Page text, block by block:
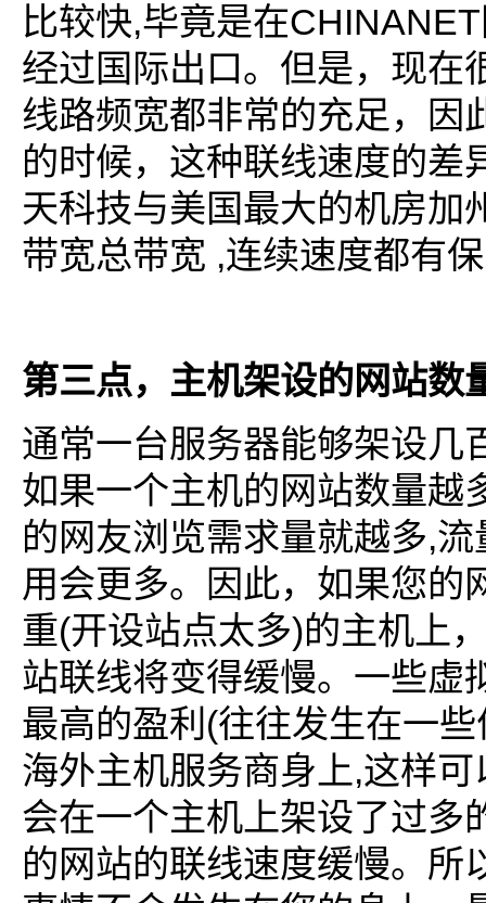
比较快,毕竟是在CHINANET
经过国际出口。但是，现在
线路频宽都非常的充足，因
的时候，这种联线速度的差
天科技与美国最大的机房加
带宽总带宽 ,连续速度都有
第三点，主机架设的网站数
通常一台服务器能够架设几
如果一个主机的网站数量越
的网友浏览需求量就越多,流
用会更多。因此，如果您的
重(开设站点太多)的主机上
站联线将变得缓慢。一些虚
最高的盈利 (往往发生在一
海外主机服务商身上,这样可
会在一个主机上架设了过多
的网站的联线速度缓慢。所